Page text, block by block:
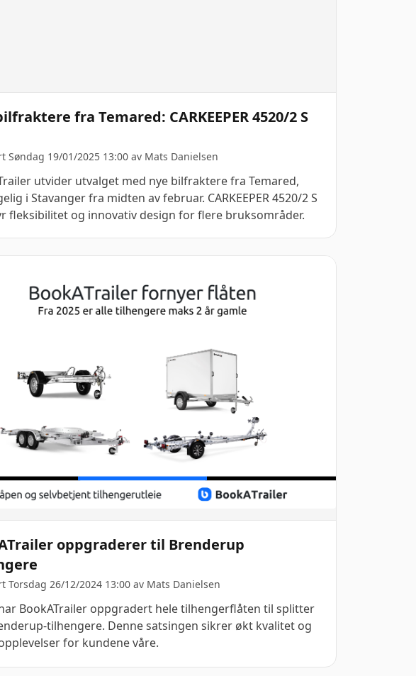
fra Temared: CARKEEPER 4520/2 S
Søndag 19/01/2025 13:00 av Mats Danielsen
utvider utvalget med nye bilfraktere fra Temared,
i Stavanger fra midten av februar. CARKEEPER 4520/2 S
fleksibilitet og innovativ design for flere bruksområder.
oppgraderer til Brenderup
Torsdag 26/12/2024 13:00 av Mats Danielsen
BookATrailer oppgradert hele tilhengerflåten til splitter
tilhengere. Denne satsingen sikrer økt kvalitet og
for kundene våre.